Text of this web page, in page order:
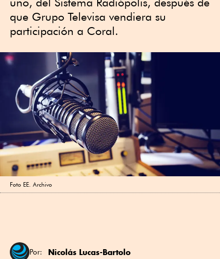
que Grupo Televisa vendiera su
participación a Coral.
Foto EE. Archivo
Por: Nicolás Lucas-Bartolo